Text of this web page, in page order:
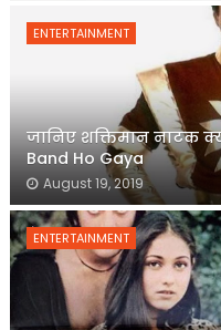
ENTERTAINMENT
जानिए शक्तिमान नाटक
Band Ho Gaya
August 19, 2019
ENTERTAINMENT